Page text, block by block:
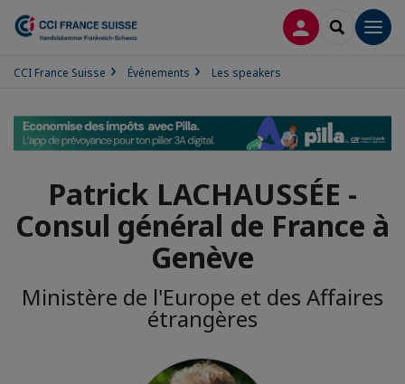
CONNEXION
CCI France Suisse Événements Les speakers
Patrick LACHAUSSÉE -
Consul général de France à
Genève
Ministère de l'Europe et des Affaires
étrangères